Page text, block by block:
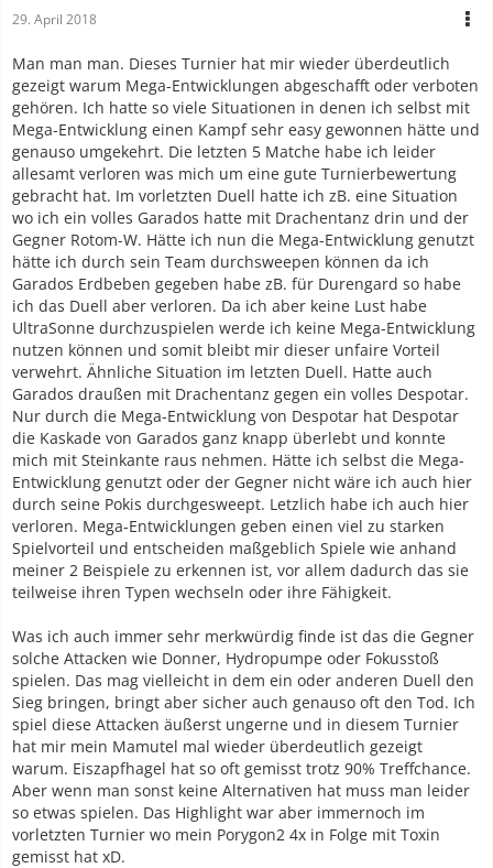
29. April 2018
Man man man. Dieses Turnier hat mir wieder überdeutlich
gezeigt warum Mega-Entwicklungen abgeschafft oder verboten
gehören. Ich hatte so viele Situationen in denen ich selbst mit
Mega-Entwicklung einen Kampf sehr easy gewonnen hätte und
genauso umgekehrt. Die letzten 5 Matche habe ich leider
allesamt verloren was mich um eine gute Turnierbewertung
gebracht hat. Im vorletzten Duell hatte ich zB. eine Situation
wo ich ein volles Garados hatte mit Drachentanz drin und der
Gegner Rotom-W. Hätte ich nun die Mega-Entwicklung genutzt
hätte ich durch sein Team durchsweepen können da ich
Garados Erdbeben gegeben habe zB. für Durengard so habe
ich das Duell aber verloren. Da ich aber keine Lust habe
UltraSonne durchzuspielen werde ich keine Mega-Entwicklung
nutzen können und somit bleibt mir dieser unfaire Vorteil
verwehrt. Ähnliche Situation im letzten Duell. Hatte auch
Garados draußen mit Drachentanz gegen ein volles Despotar.
Nur durch die Mega-Entwicklung von Despotar hat Despotar
die Kaskade von Garados ganz knapp überlebt und konnte
mich mit Steinkante raus nehmen. Hätte ich selbst die Mega-
Entwicklung genutzt oder der Gegner nicht wäre ich auch hier
durch seine Pokis durchgesweept. Letzlich habe ich auch hier
verloren. Mega-Entwicklungen geben einen viel zu starken
Spielvorteil und entscheiden maßgeblich Spiele wie anhand
meiner 2 Beispiele zu erkennen ist, vor allem dadurch das sie
teilweise ihren Typen wechseln oder ihre Fähigkeit.
Was ich auch immer sehr merkwürdig finde ist das die Gegner
solche Attacken wie Donner, Hydropumpe oder Fokusstoß
spielen. Das mag vielleicht in dem ein oder anderen Duell den
Sieg bringen, bringt aber sicher auch genauso oft den Tod. Ich
spiel diese Attacken äußerst ungerne und in diesem Turnier
hat mir mein Mamutel mal wieder überdeutlich gezeigt
warum. Eiszapfhagel hat so oft gemisst trotz 90% Treffchance.
Aber wenn man sonst keine Alternativen hat muss man leider
so etwas spielen. Das Highlight war aber immernoch im
vorletzten Turnier wo mein Porygon2 4x in Folge mit Toxin
gemisst hat xD.